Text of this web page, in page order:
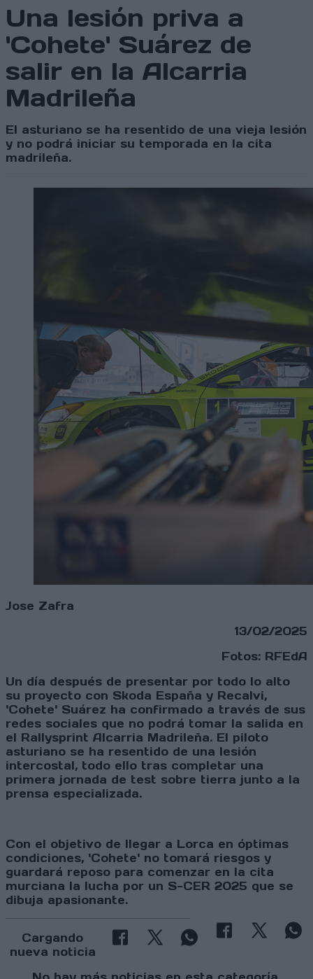
Una lesión priva a
'Cohete' Suárez de
salir en la Alcarria
Madrileña
El asturiano se ha resentido de una vieja lesión
y no podrá iniciar su temporada en la cita
madrileña.
Jose Zafra
13/02/2025
Fotos: RFEdA
Un día después de presentar por todo lo alto
su proyecto con Skoda España y Recalvi,
'Cohete' Suárez ha confirmado a través de sus
redes sociales que no podrá tomar la salida en
el Rallysprint Alcarria Madrileña. El piloto
asturiano se ha resentido de una lesión
intercostal, todo ello tras completar una
primera jornada de test sobre tierra junto a la
prensa especializada.
Con el objetivo de llegar a Lorca en óptimas
condiciones, 'Cohete' no tomará riesgos y
guardará reposo para comenzar en la cita
murciana la lucha por un S-CER 2025 que se
dibuja apasionante.
Cargando
nueva noticia